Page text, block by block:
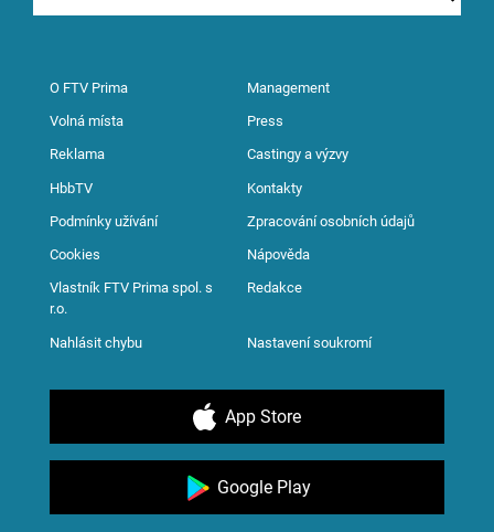
O FTV Prima Management
Volná místa Press
Reklama Castingy a výzvy
HbbTV Kontakty
Podmínky užívání Zpracování osobních údajů
Cookies Nápověda
Vlastník FTV Prima spol. s
r.o.
Redakce
Nahlásit chybu Nastavení soukromí
App Store
Google Play